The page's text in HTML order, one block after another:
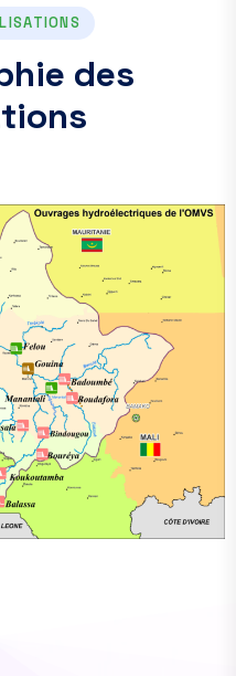
hie des
tions